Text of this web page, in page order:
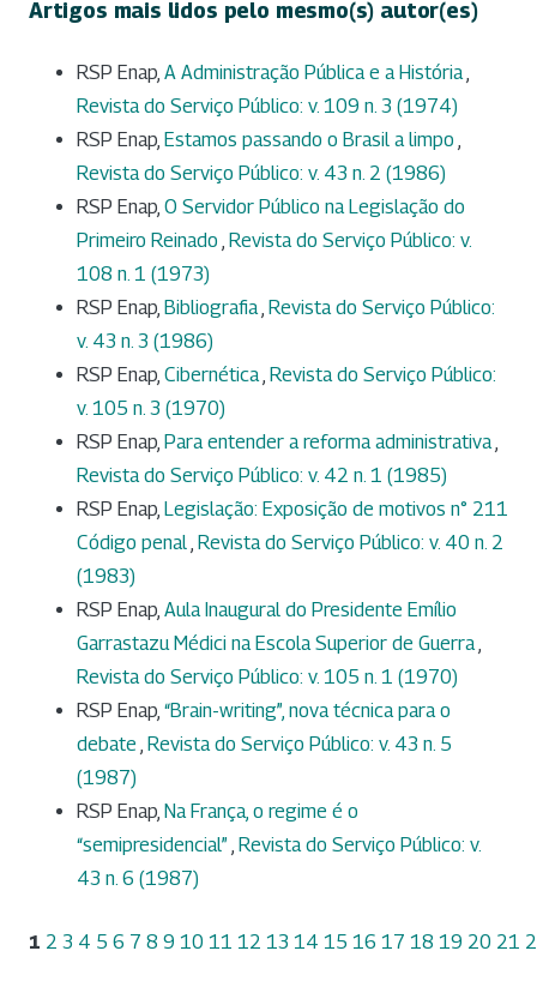
Artigos mais lidos pelo mesmo(s) autor(es)
RSP Enap, A Administração Pública e a História,
Revista do Serviço Público: v. 109 n. 3 (1974)
RSP Enap, Estamos passando o Brasil a limpo ,
Revista do Serviço Público: v. 43 n. 2 (1986)
RSP Enap, O Servidor Público na Legislação do
Primeiro Reinado , Revista do Serviço Público: v.
108 n. 1 (1973)
RSP Enap, Bibliografia, Revista do Serviço Público:
v. 43 n. 3 (1986)
RSP Enap, Cibernética, Revista do Serviço Público:
v. 105 n. 3 (1970)
RSP Enap, Para entender a reforma administrativa,
Revista do Serviço Público: v. 42 n. 1 (1985)
RSP Enap, Legislação: Exposição de motivos n° 211
Código penal, Revista do Serviço Público: v. 40 n. 2
(1983)
RSP Enap, Aula Inaugural do Presidente Emílio
Garrastazu Médici na Escola Superior de Guerra,
Revista do Serviço Público: v. 105 n. 1 (1970)
RSP Enap, “Brain-writing”, nova técnica para o
debate , Revista do Serviço Público: v. 43 n. 5
(1987)
RSP Enap, Na França, o regime é o
“semipresidencial” , Revista do Serviço Público: v.
43 n. 6 (1987)
1 2 3 4 5 6 7 8 9 10 11 12 13 14 15 16 17 18 19 20 21